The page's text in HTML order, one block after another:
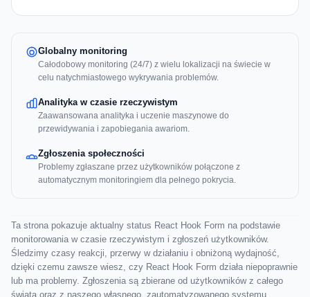
Globalny monitoring
Całodobowy monitoring (24/7) z wielu lokalizacji na świecie w
celu natychmiastowego wykrywania problemów.
Analityka w czasie rzeczywistym
Zaawansowana analityka i uczenie maszynowe do
przewidywania i zapobiegania awariom.
Zgłoszenia społeczności
Problemy zgłaszane przez użytkowników połączone z
automatycznym monitoringiem dla pełnego pokrycia.
Ta strona pokazuje aktualny status React Hook Form na podstawie
monitorowania w czasie rzeczywistym i zgłoszeń użytkowników.
Śledzimy czasy reakcji, przerwy w działaniu i obniżoną wydajność,
dzięki czemu zawsze wiesz, czy React Hook Form działa niepoprawnie
lub ma problemy. Zgłoszenia są zbierane od użytkowników z całego
świata oraz z naszego własnego, zautomatyzowanego systemu